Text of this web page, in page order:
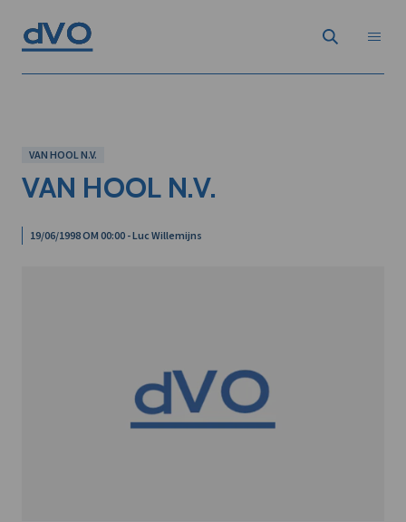
VAN HOOL N.V.
VAN HOOL N.V.
19/06/1998 OM 00:00 - Luc Willemijns